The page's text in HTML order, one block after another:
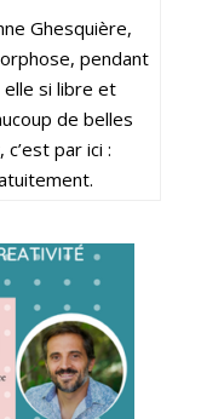
Ghesquière,
pendant
elle si libre et
de belles
par ici :